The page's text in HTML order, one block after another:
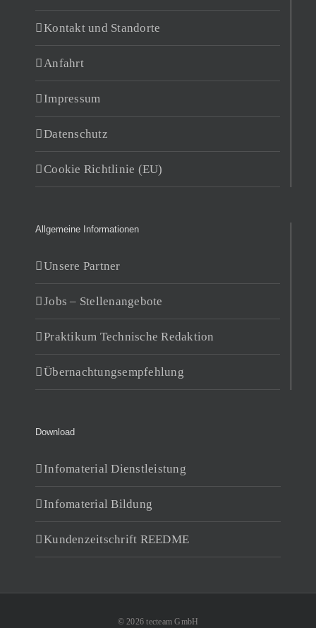
Kontakt und Standorte
Anfahrt
Impressum
Datenschutz
Cookie Richtlinie (EU)
Allgemeine Informationen
Unsere Partner
Jobs – Stellenangebote
Praktikum Technische Redaktion
Übernachtungsempfehlung
Download
Infomaterial Dienstleistung
Infomaterial Bildung
Kundenzeitschrift REEDME
© 2026 tecteam GmbH